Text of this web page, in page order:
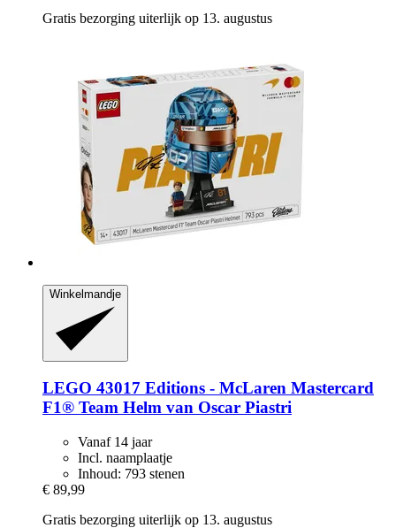
Gratis bezorging uiterlijk op 13. augustus
Winkelmandje
LEGO 43017 Editions -​ McLaren Mastercard
F1® Team Helm van Oscar Piastri
Vanaf 14 jaar
Incl. naamplaatje
Inhoud: 793 stenen
€ 89,99
Gratis bezorging uiterlijk op 13. augustus